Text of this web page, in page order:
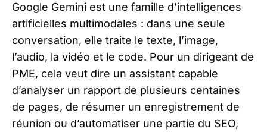
Google Gemini est une famille d’intelligences
artificielles multimodales : dans une seule
conversation, elle traite le texte, l’image,
l’audio, la vidéo et le code. Pour un dirigeant de
PME, cela veut dire un assistant capable
d’analyser un rapport de plusieurs centaines
de pages, de résumer un enregistrement de
réunion ou d’automatiser une partie du SEO,